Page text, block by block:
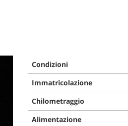
Condizioni
Immatricolazione
Chilometraggio
Alimentazione